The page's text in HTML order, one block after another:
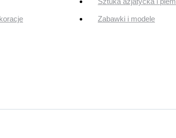
Zabawki i modele